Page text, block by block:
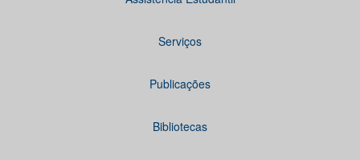
Serviços
Publicações
Bibliotecas